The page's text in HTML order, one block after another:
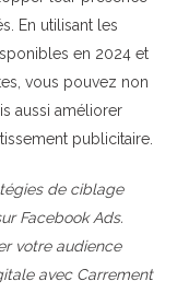
En utilisant les
en 2024 et
vous pouvez non
aussi améliorer
publicitaire.
de ciblage
Facebook Ads.
votre audience
avec Carrement